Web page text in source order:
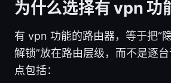
为什么选择有 vpn 功
有 vpn 功能的路由器，等于把“
解锁”放在路由层级，而不是逐
点包括：